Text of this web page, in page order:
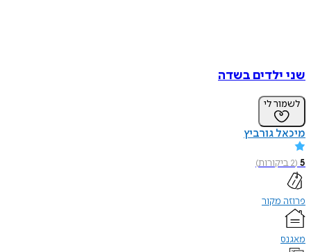
שני ילדים בשדה
לשמור לי
מיכאל גורביץ
5
(
2ביקורות)
פרוזה מקור
מאגנס